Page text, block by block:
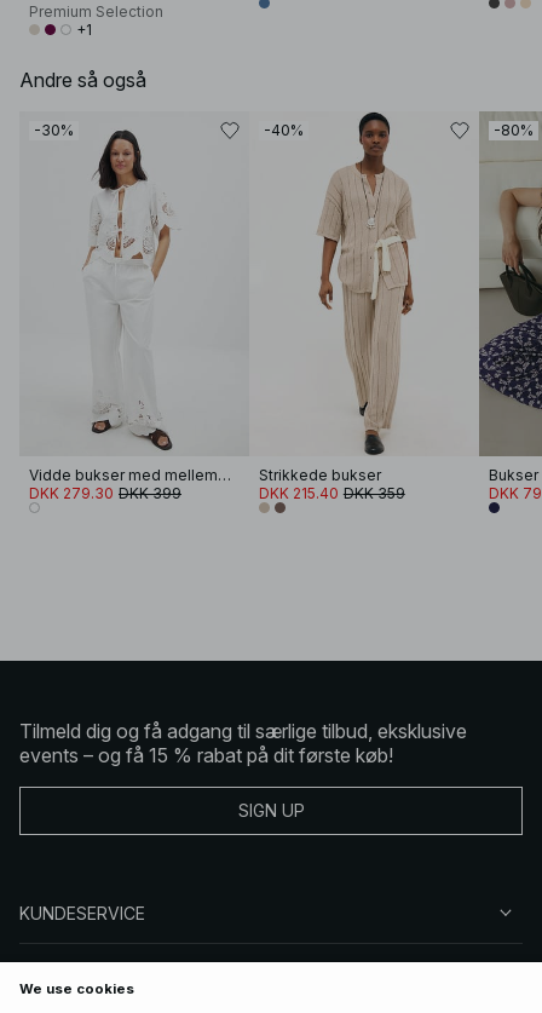
Premium Selection
+1
Andre så også
-30%
Vidde bukser med mellemhøj talje
DKK 279.30 DKK 399
-40%
Strikkede bukser
DKK 215.40 DKK 359
-80%
DKK
Tilmeld dig og få adgang til særlige tilbud, eksklusive
events – og få 15 % rabat på dit første køb!
SIGN UP
KUNDESERVICE